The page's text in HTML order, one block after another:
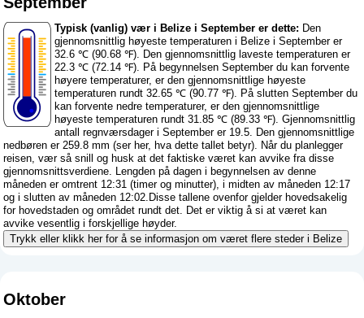
Typisk (vanlig) vær i Belize i September er dette: Den
gjennomsnittlig høyeste temperaturen i Belize i September er
32.6 ℃ (90.68 ℉). Den gjennomsnittlig laveste temperaturen er
22.3 ℃ (72.14 ℉). På begynnelsen September du kan forvente
høyere temperaturer, er den gjennomsnittlige høyeste
temperaturen rundt 32.65 ℃ (90.77 ℉). På slutten September du
kan forvente nedre temperaturer, er den gjennomsnittlige
høyeste temperaturen rundt 31.85 ℃ (89.33 ℉). Gjennomsnittlig
antall regnværsdager i September er 19.5. Den gjennomsnittlige
nedbøren er 259.8 mm (ser her, hva dette tallet betyr). Når du planlegger
reisen, vær så snill og husk at det faktiske været kan avvike fra disse
gjennomsnittsverdiene. Lengden på dagen i begynnelsen av denne
måneden er omtrent 12:31 (timer og minutter), i midten av måneden 12:17
og i slutten av måneden 12:02.Disse tallene ovenfor gjelder hovedsakelig
for hovedstaden og området rundt det. Det er viktig å si at været kan
avvike vesentlig i forskjellige høyder.
Trykk eller klikk her for å se informasjon om været flere steder i Belize
Oktober